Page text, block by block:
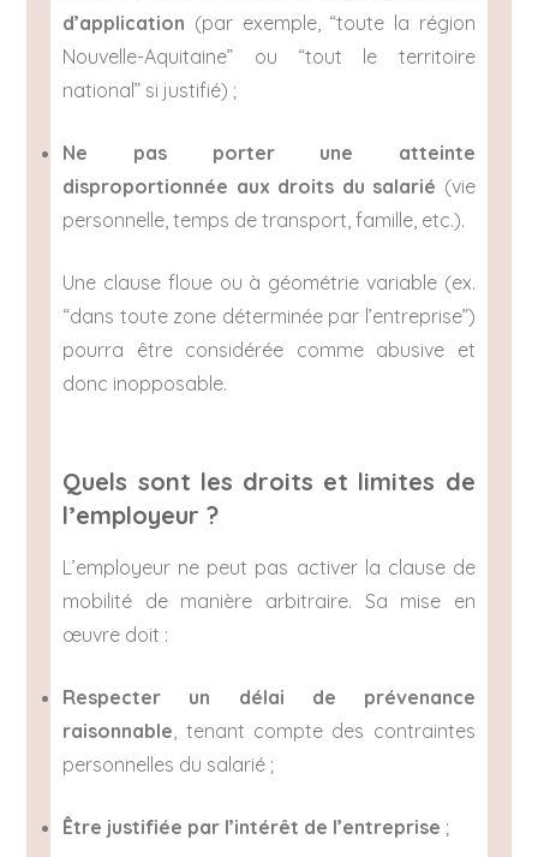
d’application (par exemple, “toute la région
Nouvelle-Aquitaine” ou “tout le territoire
national” si justifié) ;
Ne pas porter une atteinte
disproportionnée aux droits du salarié (vie
personnelle, temps de transport, famille, etc.).
Une clause floue ou à géométrie variable (ex.
“dans toute zone déterminée par l’entreprise”)
pourra être considérée comme abusive et
donc inopposable.
Quels sont les droits et limites de
l’employeur ?
L’employeur ne peut pas activer la clause de
mobilité de manière arbitraire. Sa mise en
œuvre doit :
Respecter un délai de prévenance
raisonnable, tenant compte des contraintes
personnelles du salarié ;
Être justifiée par l’intérêt de l’entreprise ;